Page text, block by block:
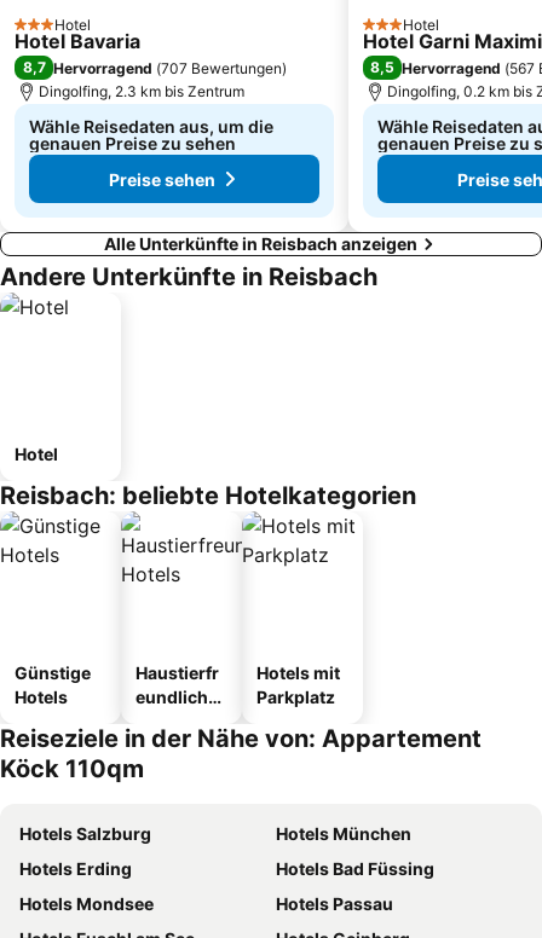
3 Sterne
Hotel
Hotel Bavaria
8,7 Hervorragend (707 Bewertungen)
Dingolfing, 2.3 km bis Zentrum
Wähle Reisedaten aus, um die
genauen Preise zu sehen
Preise sehen
3 Sterne
Hotel
Hotel Garni
8,5 Hervorragend (567
Dingolfing, 0.2 km bis
Wähle Reisedaten
genauen Preise zu
Preise
Alle Unterkünfte in Reisbach anzeigen
Andere Unterkünfte in Reisbach
Hotel
Reisbach: beliebte Hotelkategorien
Günstige
Hotels
Haustierfr
eundliche
Hotels mit
Parkplatz
Reiseziele in der Nähe von: Appartement
Köck 110qm
Hotels Salzburg
Hotels München
Hotels Erding
Hotels Bad Füssing
Hotels Mondsee
Hotels Passau